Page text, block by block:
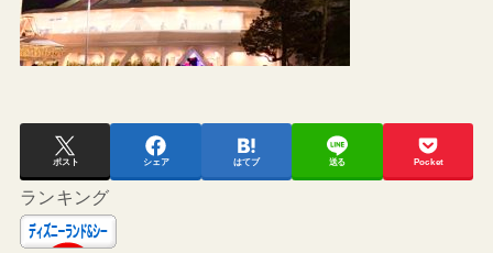
ポスト シェア はてブ 送る Pocket
ランキング